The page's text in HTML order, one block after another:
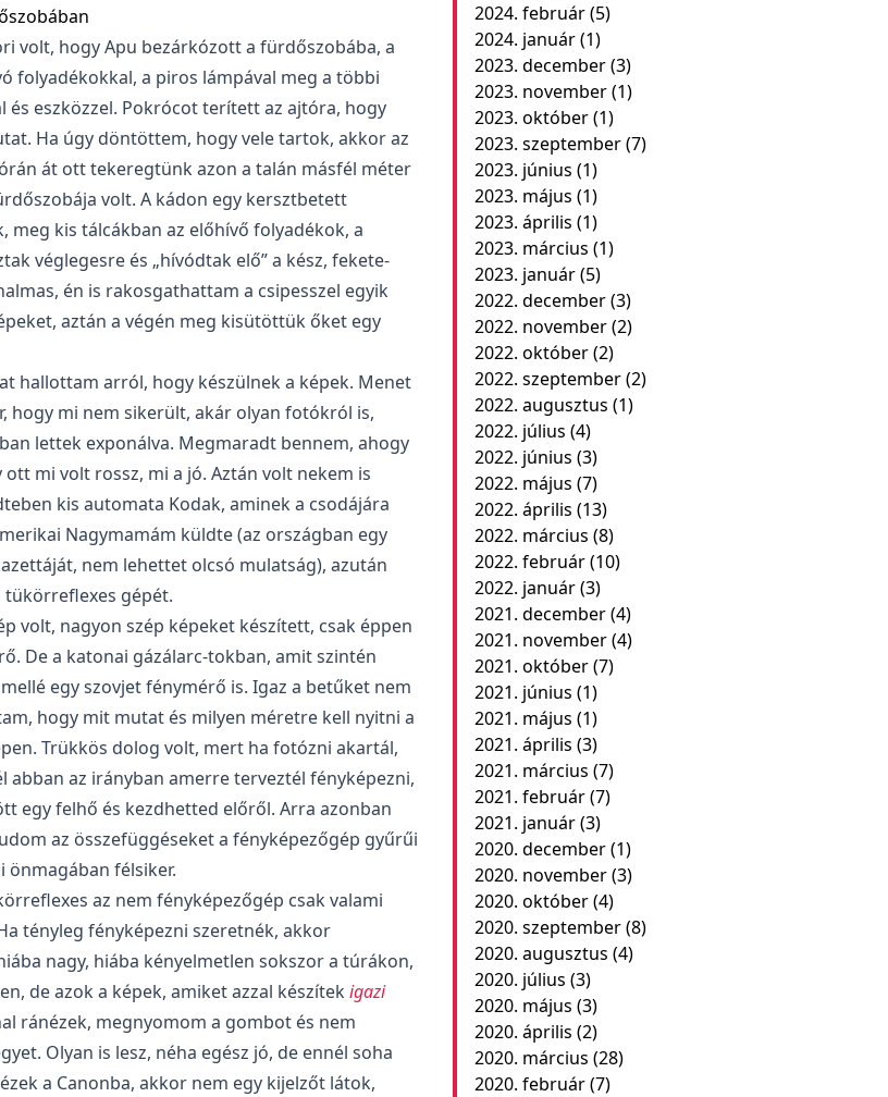
volt, hogy Apu bezárkózott a fürdőszobába, a
folyadékokkal, a piros lámpával meg a többi
és eszközzel. Pokrócot terített az ajtóra, hogy
Ha úgy döntöttem, hogy vele tartok, akkor az
át ott tekeregtünk azon a talán másfél méter
volt. A kádon egy kersztbetett
meg kis tálcákban az előhívő folyadékok, a
véglegesre és „hívódtak elő” a kész, fekete-
én is rakosgathattam a csipesszel egyik
aztán a végén meg kisütöttük őket egy
hallottam arról, hogy készülnek a képek. Menet
hogy mi nem sikerült, akár olyan fotókról is,
lettek exponálva. Megmaradt bennem, ahogy
mi volt rossz, mi a jó. Aztán volt nekem is
kis automata Kodak, aminek a csodájára
Nagymamám küldte (az országban egy
nem lehettet olcsó mulatság), azután
gépét.
volt, nagyon szép képeket készített, csak éppen
De a katonai gázálarc-tokban, amit szintén
egy szovjet fénymérő is. Igaz a betűket nem
hogy mit mutat és milyen méretre kell nyitni a
Trükkös dolog volt, mert ha fotózni akartál,
az irányban amerre terveztél fényképezni,
egy felhő és kezdhetted előről. Arra azonban
az összefüggéseket a fényképezőgép gyűrűi
önmagában félsiker.
az nem fényképezőgép csak valami
tényleg fényképezni szeretnék, akkor
nagy, hiába kényelmetlen sokszor a túrákon,
de azok a képek, amiket azzal készítekigazi
ránézek, megnyomom a gombot és nem
Olyan is lesz, néha egész jó, de ennél soha
a Canonba, akkor nem egy kijelzőt látok,
2024. február(5)
2024. január(1)
2023. december(3)
2023. november(1)
2023. október(1)
2023. szeptember(7)
2023. június (1)
2023. május (1)
2023. április (1)
2023. március (1)
2023. január(5)
2022. december(3)
2022. november(2)
2022. október(2)
2022. szeptember(2)
2022. augusztus (1)
2022. július (4)
2022. június (3)
2022. május (7)
2022. április (13)
2022. március (8)
2022. február(10)
2022. január(3)
2021. december(4)
2021. november(4)
2021. október(7)
2021. június (1)
2021. május (1)
2021. április (3)
2021. március (7)
2021. február(7)
2021. január(3)
2020. december(1)
2020. november(3)
2020. október(4)
2020. szeptember(8)
2020. augusztus (4)
2020. július (3)
2020. május (3)
2020. április (2)
2020. március (28)
2020. február(7)